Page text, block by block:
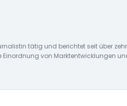
tätig und berichtet seit über
von Marktentwicklungen